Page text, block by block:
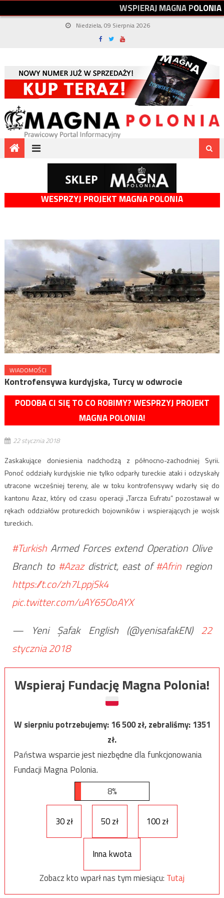
WSPIERAJMAGNAPOLONIA
Niedziela, 09 Sierpnia 2026
WESPRZYJ PROJEKT MAGNA POLONIA
WIADOMOŚCI
Kontrofensywa kurdyjska, Turcy w odwrocie
PODOBA CI SIĘ TO CO ROBIMY? WESPRZYJ PROJEKT
MAGNA POLONIA!
22 stycznia 2018
Zaskakujące doniesienia nadchodzą z północno-zachodniej Syrii.
Ponoć oddziały kurdyjskie nie tylko odparły tureckie ataki i odzyskały
utracone wcześniej tereny, ale w toku kontrofensywy wdarły się do
kantonu Azaz, który od czasu operacji „Tarcza Eufratu” pozostawał w
rękach oddziałów protureckich bojowników i wspierających je wojsk
tureckich.
#TurkishArmed Forces extend Operation Olive
Branch to #Azazdistrict, east of#Afrin region
https://t.co/zh7LppjSk4
pic.twitter.com/uAY65OoAYX
— Yeni Şafak English (@yenisafakEN) 22
stycznia 2018
Wspieraj Fundację Magna Polonia!
W sierpniu potrzebujemy:16 500zł, zebraliśmy:1351
zł.
Państwa wsparcie jest niezbędne dla funkcjonowania
Fundacji Magna Polonia.
8%
30 zł 50 zł 100 zł
Inna kwota
Zobacz kto wparł nas tym miesiącu: Tutaj